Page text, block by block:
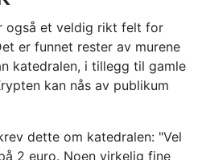
også et veldig rikt felt for
er funnet rester av murene
katedralen, i tillegg til gamle
kan nås av publikum
dette om katedralen: "Vel
2 euro. Noen virkelig fine